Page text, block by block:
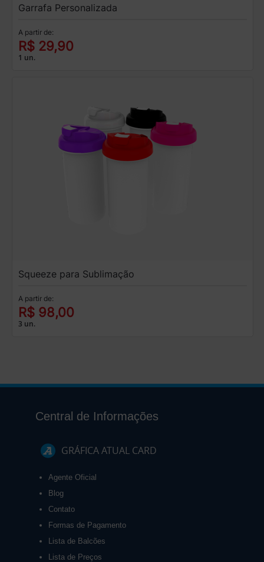
Garrafa Personalizada
A partir de:
R$ 29,90
1 un.
Squeeze para Sublimação
A partir de:
R$ 98,00
3 un.
Central de Informações
GRÁFICA ATUAL CARD
Agente Oficial
Blog
Contato
Formas de Pagamento
Lista de Balcões
Lista de Preços